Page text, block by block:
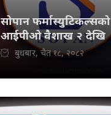
सोपान फर्मास्युटिकल्सको
आईपीओ वैशाख २ देखि
बुधबार, चैत १८, २०८२